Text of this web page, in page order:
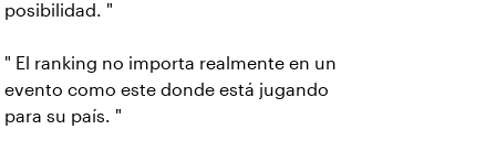
posibilidad. "
" El ranking no importa realmente en un
evento como este donde está jugando
para su país. "